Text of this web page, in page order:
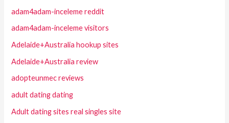
adam4adam-inceleme reddit
adam4adam-inceleme visitors
Adelaide+Australia hookup sites
Adelaide+Australia review
adopteunmec reviews
adult dating dating
Adult dating sites real singles site